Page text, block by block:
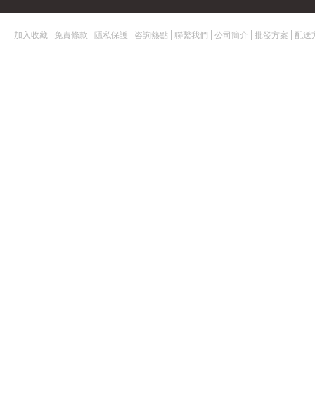
加入收藏 免責條款 隱私保護 咨詢熱點 聯繫我們 公司簡介 批發方案 配送